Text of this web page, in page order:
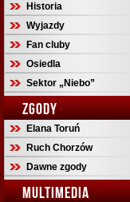
Historia
Wyjazdy
Fan cluby
Osiedla
Sektor „Niebo”
ZGODY
Elana Toruń
Ruch Chorzów
Dawne zgody
MULTIMEDIA